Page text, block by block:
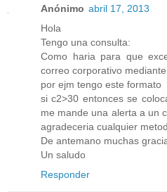
Anónimo abril 17, 2013
Hola
Tengo una consulta:
Como haria para que
correo corporativo
por ejm tengo este formato
si c2>30 entonces se
me mande una alerta a un
agradeceria cualquier
De antemano muchas
Un saludo
Responder